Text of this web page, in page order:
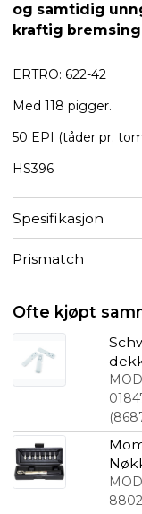
og samtidig
kraftig
ERTRO: 622-42
Med 118 pigger.
50 EPI (tåder pr.
HS396
Spesifikasjon
Prismatch
Ofte kjøpt
pak
(